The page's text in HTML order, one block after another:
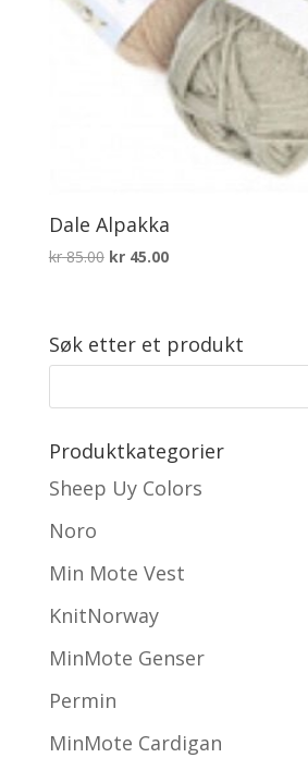
Dale Alpakka
kr85.00 Opprinnelig
kr45.00Nåværende
Søk etter et produkt
Produktkategorier
Sheep Uy Colors
Noro
Min Mote Vest
KnitNorway
MinMote Genser
Permin
MinMote Cardigan